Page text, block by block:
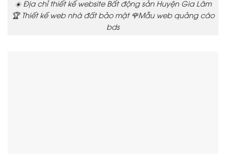
☀️ Địa chỉ thiết kế website Bất động sản Huyện Gia Lâm
🏆 Thiết kế web nhà đất bảo mật 🌹Mẫu web quảng cáo
bds